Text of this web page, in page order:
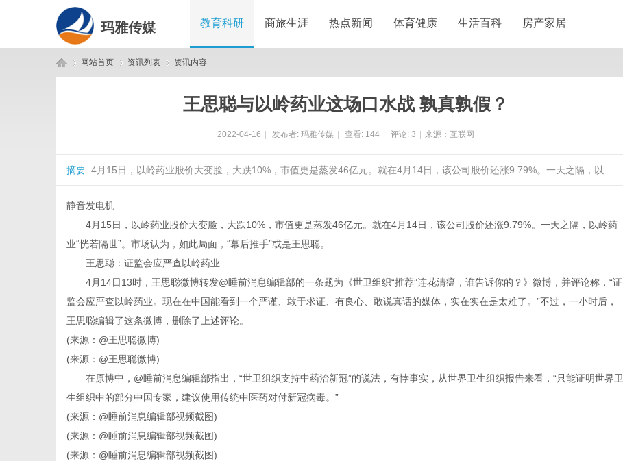
玛雅传媒 教育科研 商旅生涯 热点新闻 体育健康 生活百科 房产家居
网站首页 资讯列表 资讯内容
王思聪与以岭药业这场口水战 孰真孰假？
2022-04-16 发布者: 玛雅传媒 查看: 144 评论: 3 来源：互联网
摘要: 4月15日，以岭药业股价大变脸，大跌10%，市值更是蒸发46亿元。就在4月14日，该公司股价还涨9.79%。一天之隔，以...
静音发电机
4月15日，以岭药业股价大变脸，大跌10%，市值更是蒸发46亿元。就在4月14日，该公司股价还涨9.79%。一天之隔，以岭药
业“恍若隔世”。市场认为，如此局面，“幕后推手”或是王思聪。
王思聪：证监会应严查以岭药业
4月14日13时，王思聪微博转发@睡前消息编辑部的一条题为《世卫组织“推荐”连花清瘟，谁告诉你的？》微博，并评论称，“证
监会应严查以岭药业。现在在中国能看到一个严谨、敢于求证、有良心、敢说真话的媒体，实在实在是太难了。”不过，一小时后，
王思聪编辑了这条微博，删除了上述评论。
(来源：@王思聪微博)
(来源：@王思聪微博)
在原博中，@睡前消息编辑部指出，“世卫组织支持中药治新冠”的说法，有悖事实，从世界卫生组织报告来看，“只能证明世界卫
生组织中的部分中国专家，建议使用传统中医药对付新冠病毒。”
(来源：@睡前消息编辑部视频截图)
(来源：@睡前消息编辑部视频截图)
(来源：@睡前消息编辑部视频截图)